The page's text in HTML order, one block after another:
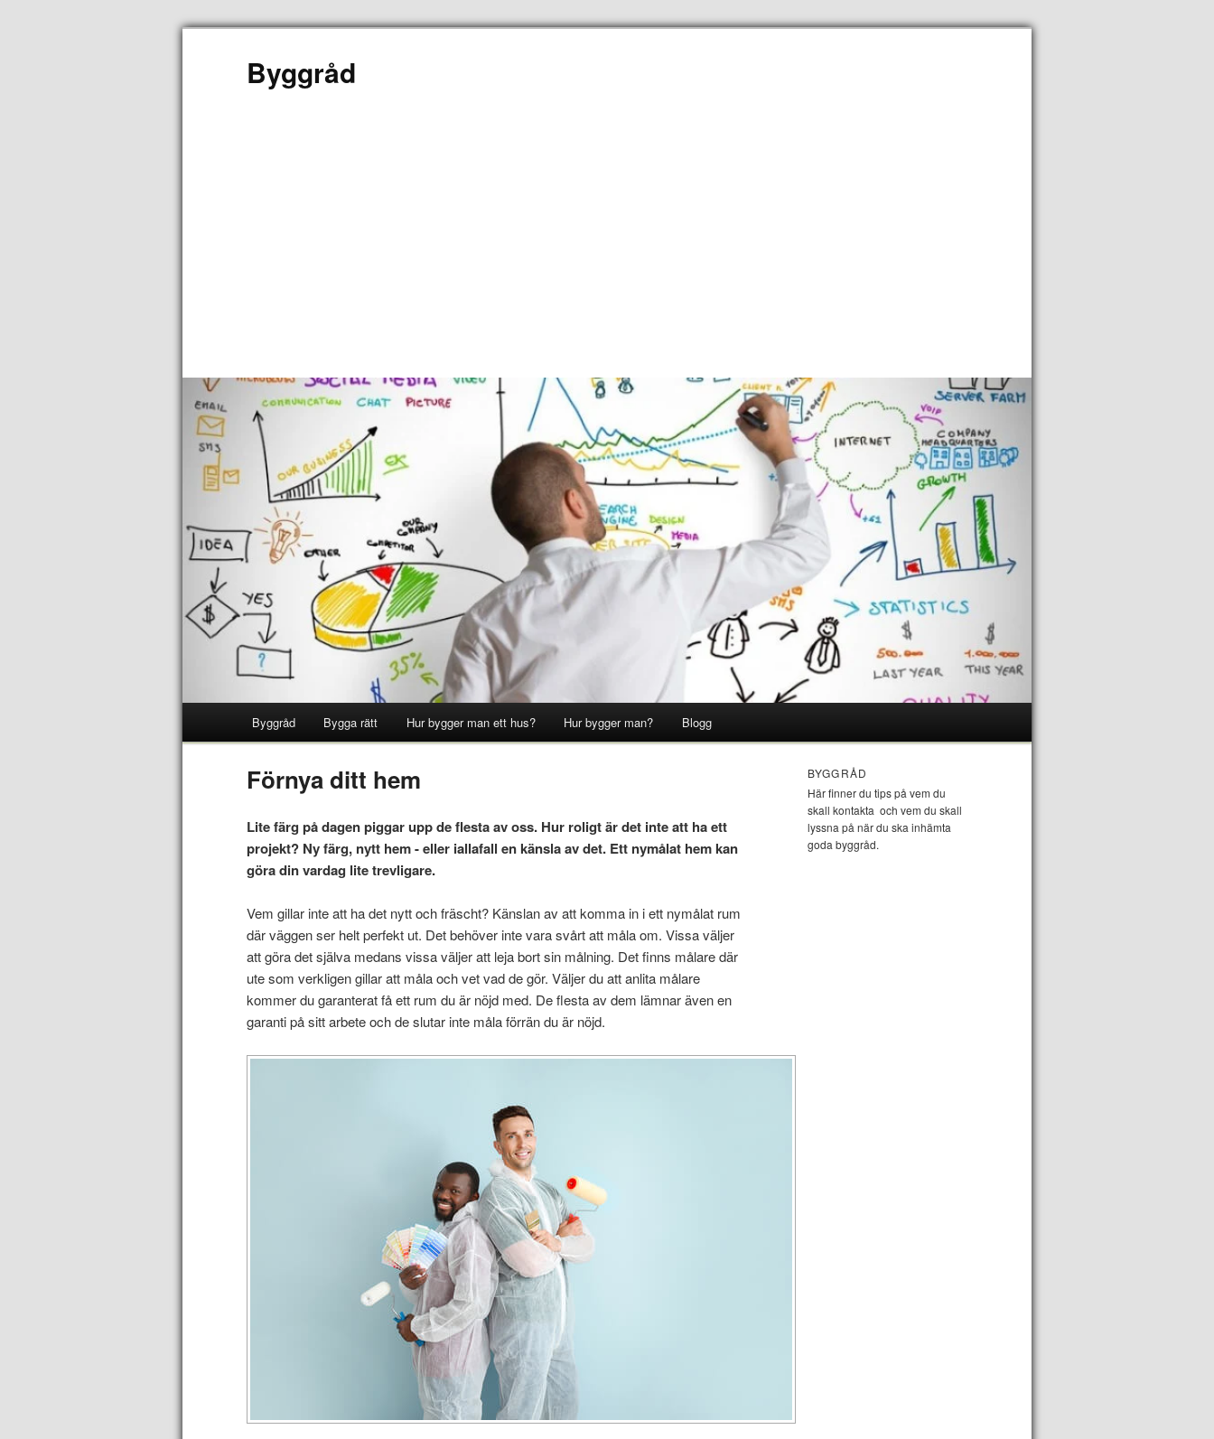
Byggråd
Byggråd Bygga rätt Hur bygger man ett hus? Hur bygger man? Blogg
Förnya ditt hem
Lite färg på dagen piggar upp de flesta av oss. Hur roligt är det inte att ha ett
projekt? Ny färg, nytt hem - eller iallafall en känsla av det. Ett nymålat hem kan
göra din vardag lite trevligare.
Vem gillar inte att ha det nytt och fräscht? Känslan av att komma in i ett nymålat rum
där väggen ser helt perfekt ut. Det behöver inte vara svårt att måla om. Vissa väljer
att göra det själva medans vissa väljer att leja bort sin målning. Det finns målare där
ute som verkligen gillar att måla och vet vad de gör. Väljer du att anlita målare
kommer du garanterat få ett rum du är nöjd med. De flesta av dem lämnar även en
garanti på sitt arbete och de slutar inte måla förrän du är nöjd.
BYGGRÅD
Här finner du tips på vem du
skall kontakta och vem du skall
lyssna på när du ska inhämta
goda byggråd.